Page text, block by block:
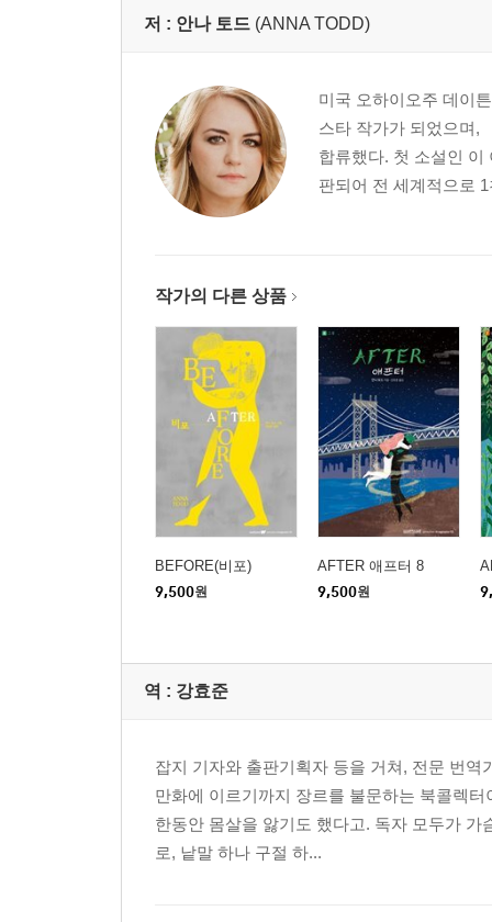
저 : 안나 토드 (ANNA TODD)
미국 오하이오주 데이
스타 작가가 되었으며,
합류했다. 첫 소설인 이
판되어 전 세계적으로
작가의 다른 상품
BEFORE(비포)
9,500원
AFTER 애프터 8
9,500원
역 : 강효준
잡지 기자와 출판기획자 등을 거쳐, 전문 번
만화에 이르기까지 장르를 불문하는 북콜렉
한동안 몸살을 앓기도 했다고. 독자 모두가
로, 낱말 하나 구절 하...